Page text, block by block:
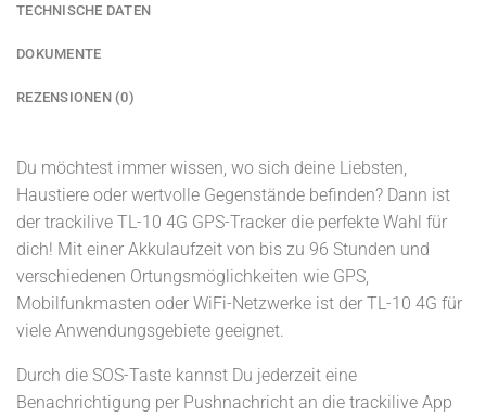
TECHNISCHE DATEN
DOKUMENTE
REZENSIONEN (0)
Du möchtest immer wissen, wo sich deine Liebsten,
Haustiere oder wertvolle Gegenstände befinden? Dann ist
der trackilive TL-10 4G GPS-Tracker die perfekte Wahl für
dich! Mit einer Akkulaufzeit von bis zu 96 Stunden und
verschiedenen Ortungsmöglichkeiten wie GPS,
Mobilfunkmasten oder WiFi-Netzwerke ist der TL-10 4G für
viele Anwendungsgebiete geeignet.
Durch die SOS-Taste kannst Du jederzeit eine
Benachrichtigung per Pushnachricht an die trackilive App